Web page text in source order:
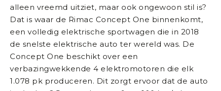
alleen vreemd uitziet, maar ook ongewoon stil is?
Dat is waar de Rimac Concept One binnenkomt,
een volledig elektrische sportwagen die in 2018
de snelste elektrische auto ter wereld was. De
Concept One beschikt over een
verbazingwekkende 4 elektromotoren die elk
1.078 pk produceren. Dit zorgt ervoor dat de auto